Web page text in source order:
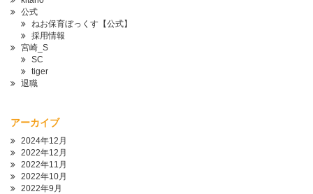
公式
ねお保育ぼっくす【公式】
採用情報
宮崎_S
SC
tiger
退職
アーカイブ
2024年12月
2022年12月
2022年11月
2022年10月
2022年9月